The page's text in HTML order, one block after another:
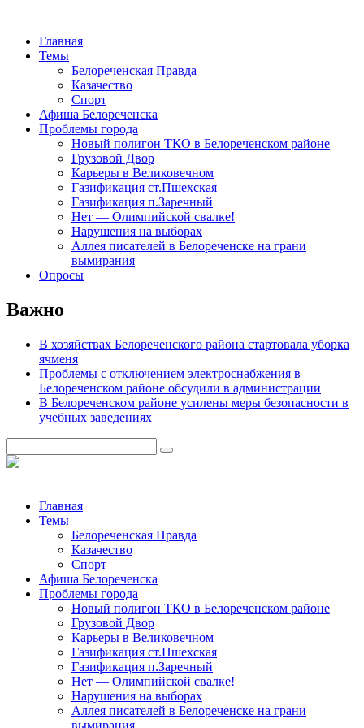
Главная
Темы
Белореченская Правда
Казачество
Спорт
Афиша Белореченска
Проблемы города
Новый полигон ТКО в Белореченском районе
Грузовой Двор
Карьеры в Великовечном
Газификация ст.Пшехская
Газификация п.Заречный
Нет — Олимпийской свалке!
Нарушения на выборах
Аллея писателей в Белореченске на грани
вымирания
Опросы
Важно
В хозяйствах Белореченского района стартовала уборка
ячменя
Проблемы с отключением электроснабжения в
Белореченском районе обсудили в администрации
В Белореченском районе усилены меры безопасности в
учебных заведениях
Главная
Темы
Белореченская Правда
Казачество
Спорт
Афиша Белореченска
Проблемы города
Новый полигон ТКО в Белореченском районе
Грузовой Двор
Карьеры в Великовечном
Газификация ст.Пшехская
Газификация п.Заречный
Нет — Олимпийской свалке!
Нарушения на выборах
Аллея писателей в Белореченске на грани
вымирания